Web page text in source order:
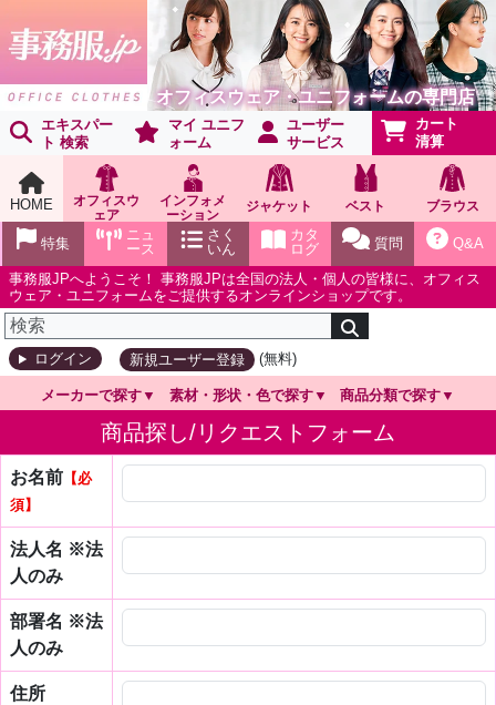
オフィスウェア・ユニフォームの専門店
エキスパー
ト 検索
マイ ユニフ
ォーム
ユーザー
サービス
カート
清算
HOME
オフィスウ
ェア
インフォメ
ーション
ショールー
ム
ジャケット ベスト ブラウス
Q&A
質問
カタ
ログ
さく
いん
ニュ
ース
特集
事務服JPへようこそ！ 事務服JPは全国の法人・個人の皆様に、オフィス
ウェア・ユニフォームをご提供するオンラインショップです。
ログイン 新規ユーザー登録 (無料)
メーカーで探す 素材・形状・色で探す 商品分類で探す
商品探し/リクエストフォーム
お名前 【必
須】
法人名 ※法
人のみ
部署名 ※法
人のみ
住所